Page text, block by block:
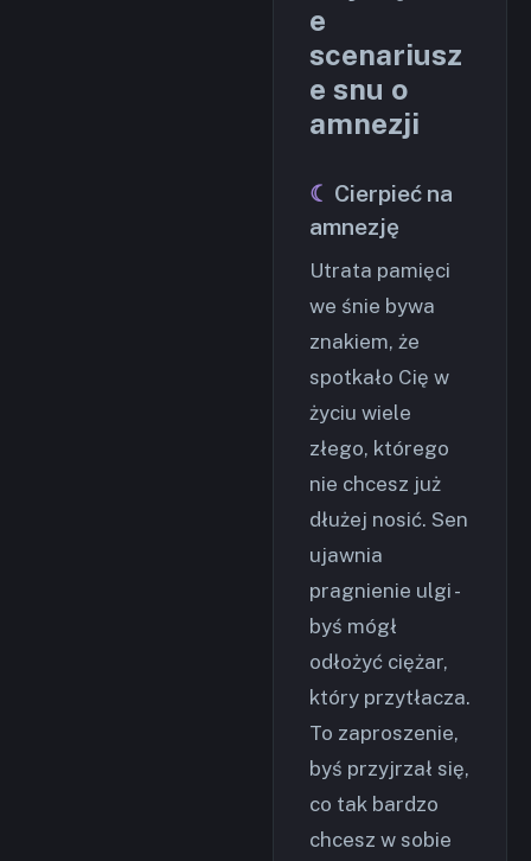
e
scenariusz
e snu o
amnezji
Cierpieć na
amnezję
Utrata pamięci
we śnie bywa
znakiem, że
spotkało Cię w
życiu wiele
złego, którego
nie chcesz już
dłużej nosić. Sen
ujawnia
pragnienie ulgi -
byś mógł
odłożyć ciężar,
który przytłacza.
To zaproszenie,
byś przyjrzał się,
co tak bardzo
chcesz w sobie